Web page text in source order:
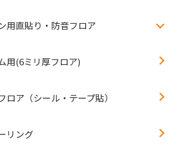
用直貼り・防音フロア
用(6ミリ厚フロア)
ロア（シール・テープ貼）
リング